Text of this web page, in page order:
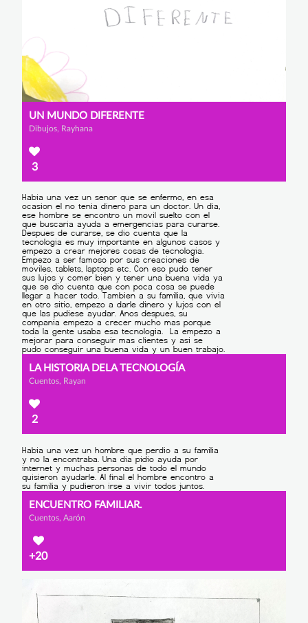
UN MUNDO DIFERENTE
Dibujos, Rayhana
3
LA HISTORIA DELA TECNOLOGÍA
Cuentos, Rayan
2
ENCUENTRO FAMILIAR.
Cuentos, Aarón
+20